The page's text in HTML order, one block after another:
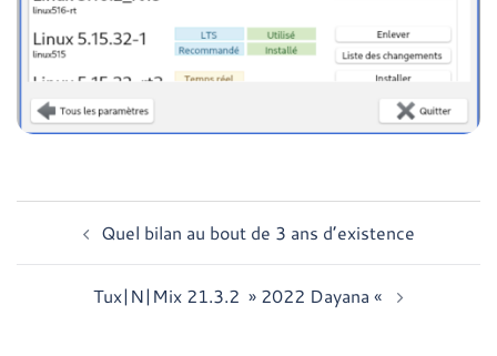
d’articleQuel bilan au bout de 3 ans d’existence
Tux|N|Mix 21.3.2 » 2022 Dayana «